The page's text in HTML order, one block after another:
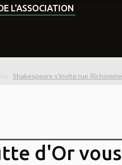
L'ASSOCIATION
Shakespeare s'invite rue Richomme
d'Or vous